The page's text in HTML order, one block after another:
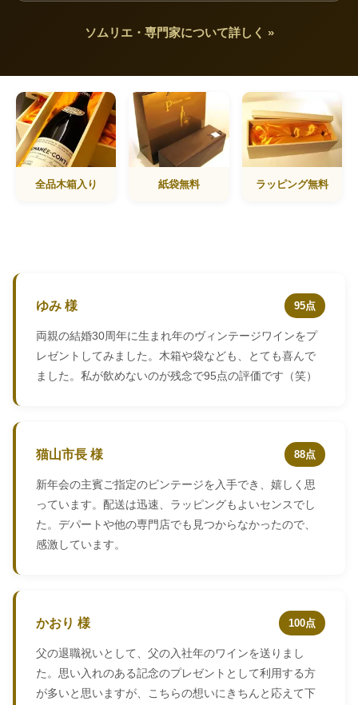
ソムリエ・専門家について詳しく »
全品木箱入り 紙袋無料 ラッピング無料
ゆみ 様 95点
両親の結婚30周年に生まれ年のヴィンテージワインをプ
レゼントしてみました。木箱や袋なども、とても喜んで
ました。私が飲めないのが残念で95点の評価です（笑）
猫山市長 様 88点
新年会の主賓ご指定のビンテージを入手でき、嬉しく思
っています。配送は迅速、ラッピングもよいセンスでし
た。デパートや他の専門店でも見つからなかったので、
感激しています。
かおり 様 100点
父の退職祝いとして、父の入社年のワインを送りまし
た。思い入れのある記念のプレゼントとして利用する方
が多いと思いますが、こちらの想いにきちんと応えて下